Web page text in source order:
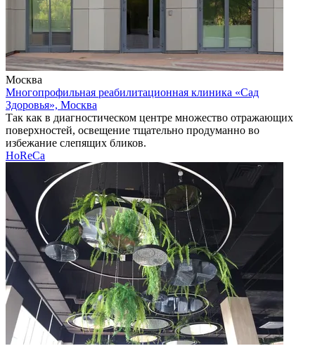
Москва
Многопрофильная реабилитационная клиника «Сад
Здоровья», Москва
Так как в диагностическом центре множество отражающих
поверхностей, освещение тщательно продуманно во
избежание слепящих бликов.
HoReCa